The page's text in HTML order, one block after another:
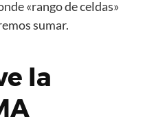
«rango de celdas»
sumar.
la